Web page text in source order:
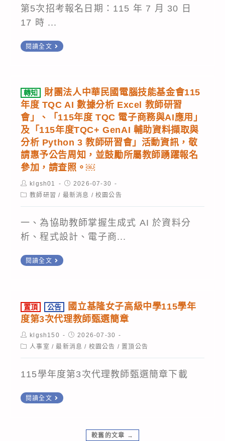
教
用
坊
(中
區
第
1
場)』」，
惠
予
公
告
知
勵
所
屬
教
師
踴
報
線
鑑
識
課
程-
系
列
I
初
級
課
程:MOVIE-
駭
向
&
換
位
考
breaking
文
關
色」
專
題
講
座
之
動
簡
章
1
請
參
與。
能
工
第5次招考報名日期：115 年 7 月 30 日
17 時 ...
閱讀全文
告
本
校
115
學
年
度
第
1
代
理
物
理
科
4
次
招
轉知
財團法人中華民國電腦技能基金會115
年度 TQC AI 數據分析 Excel 教師研習
會」、「115年度 TQC 電子商務與AI應用」
及「115年度TQC+ GenAI 輔助資料擷取與
分析 Python 3 教師研習會」活動資訊，敬
請惠予公告周知，並鼓勵所屬教師踴躍報名
參加，請查照。￼
Post
author:
klgsh01
Post
published:
2026-07-30
Post教師研習 / 最新消息 / 校園公告
一、為協助教師掌握生成式 AI 於資料分
析、程式設計、電子商...
閱讀全文
團
法
中
華
民
電
置頂 公告
國立基隆女子高級中學115學年
度第3次代理教師甄選簡章
Post
author:
klgsh150
Post
published:
2026-07-30
Post人事室 / 最新消息 / 校園公告 / 置頂公告
115學年度第3次代理教師甄選簡章下載
閱讀全文
較舊的文章 →